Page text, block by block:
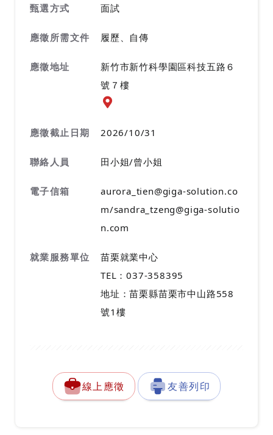
甄選方式 面試
應徵所需文件 履歷、自傳
應徵地址
新竹市新竹科學園區科技五路６
號７樓
應徵地址地圖『另開新視窗』
應徵截止日期 2026/10/31
聯絡人員 田小姐/曾小姐
電子信箱
aurora_tien@giga-solution.co
m/sandra_tzeng@giga-solutio
n.com
就業服務單位
苗栗就業中心
TEL：037-358395
地址：苗栗縣苗栗市中山路558
號1樓
線上應徵 友善列印